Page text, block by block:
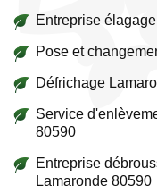
Entreprise
Pose et
Défrichage
Service
80590
Entreprise
Lamaronde 80590